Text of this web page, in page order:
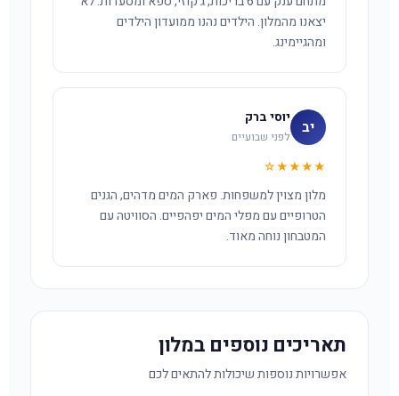
יצאנו מהמלון. הילדים נהנו ממועדון הילדים
ומהגיימינג.
יב יוסי ברק
לפני שבועיים
★★★★☆
מלון מצוין למשפחות. פארק המים מדהים, הגנים
הטרופיים עם מפלי המים יפהפיים. הסוויטה עם
המטבחון נוחה מאוד.
תאריכים נוספים במלון
אפשרויות נוספות שיכולות להתאים לכם